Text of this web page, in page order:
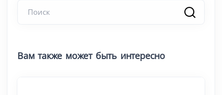
Вам также может быть интересно